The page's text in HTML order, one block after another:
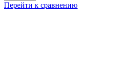
Перейти к сравнению